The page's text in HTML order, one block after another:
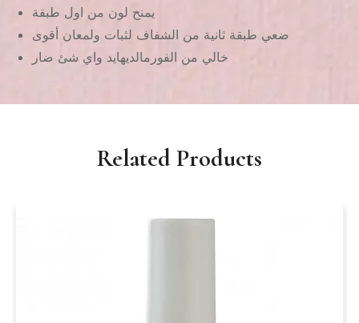
يمنح لون من اول طبقة
ضعي طبقة ثانية من الشفاف لثبات ولمعان أقوى
خالي من الفورمالديهايد واي شئ ضار
Related Products